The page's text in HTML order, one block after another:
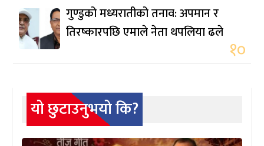
गुण्डुको मध्यरातीको तनाव: अपमान र
तिरष्कारपछि एमाले नेता थपलिया ढले
१०
यो छुटाउनुभयो कि?